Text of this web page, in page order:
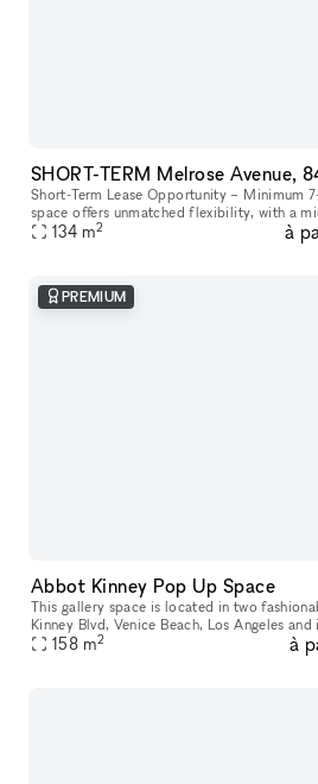
SHORT-TERM Melrose Avenue,
Short-Term Lease Opportunity – Minimum 7-
space offers unmatched flexibility, with a
7 days. As one of our unique, highly flexible
134 m2 à
PREMIUM
Abbot Kinney Pop Up Space
This gallery space is located in two
Kinney Blvd, Venice Beach, Los Angeles
building in Surry Hills, Sydney. GQ
158 m2 à